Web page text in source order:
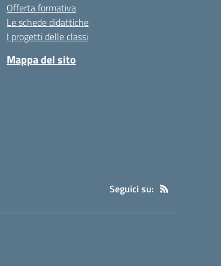
Offerta formativa
Le schede didattiche
I progetti delle classi
Mappa del sito
Seguici su: